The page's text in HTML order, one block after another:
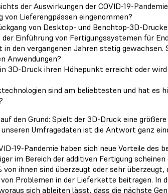
der Auswirkungen der COVID-19-
von Lieferengpässen eingenommen?
von Desktop- und Benchtop-3D-
der Einführung von Fertigungssystemen für
in den vergangenen Jahren stetig
Anwendungen?
3D-Druck ihren Höhepunkt erreicht oder
sind am beliebtesten und hat es
den Grund: Spielt der 3D-Druck eine
Umfragedaten ist die Antwort ganz
19-Pandemie haben sich neue Vorteile des
im Bereich der additiven Fertigung
von ihnen sind überzeugt oder sehr
Problemen in der Lieferkette beitragen. In
sich ableiten lässt, dass die nächste